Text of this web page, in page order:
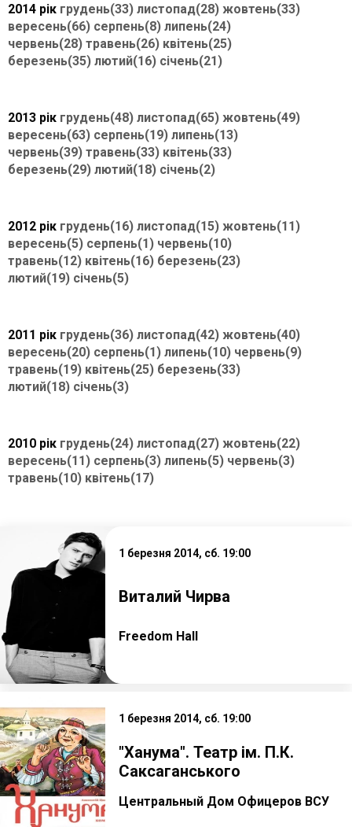
2014 рік грудень(33) листопад(28) жовтень(33)
вересень(66) серпень(8) липень(24)
червень(28) травень(26) квітень(25)
березень(35) лютий(16) січень(21)
2013 рік грудень(48) листопад(65) жовтень(49)
вересень(63) серпень(19) липень(13)
червень(39) травень(33) квітень(33)
березень(29) лютий(18) січень(2)
2012 рік грудень(16) листопад(15) жовтень(11)
вересень(5) серпень(1) червень(10)
травень(12) квітень(16) березень(23)
лютий(19) січень(5)
2011 рік грудень(36) листопад(42) жовтень(40)
вересень(20) серпень(1) липень(10) червень(9)
травень(19) квітень(25) березень(33)
лютий(18) січень(3)
2010 рік грудень(24) листопад(27) жовтень(22)
вересень(11) серпень(3) липень(5) червень(3)
травень(10) квітень(17)
1 березня 2014, сб. 19:00
Виталий Чирва
Freedom Hall
1 березня 2014, сб. 19:00
"Ханума". Театр ім. П.К.
Саксаганського
Центральный Дом Офицеров ВСУ